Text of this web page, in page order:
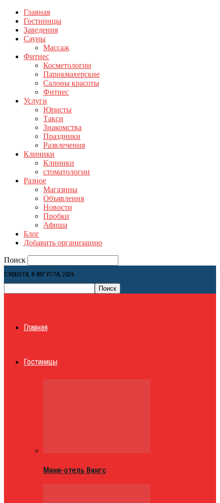
Главная
Гостиницы
Заведения
Сауны
Массаж
Фитнес
Косметологии
Парикмахерские
Салоны красоты
Фитнес
Услуги
Юристы
Такси
Знакомства
Праздники
Развлечения
Клиники
Клиники
стоматологии
Разное
Магазины
Объявления
Новости
Пробки
Афиша
Блог
Добавить организацию
Поиск
СУББОТА, 8 АВГУСТА, 2026
Главная
Гостиницы
Мини-отель Вингс